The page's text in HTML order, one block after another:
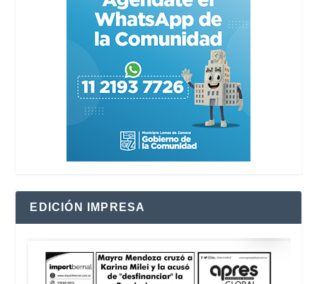
EDICIÓN IMPRESA